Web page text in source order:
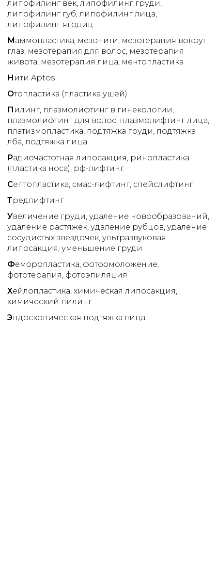
липофилинг век липофилинг груди
липофилинг губ липофилинг лица
липофилинг ягодиц
Маммопластика мезонити мезотерапия вокруг
глаз мезотерапия для волос мезотерапия
живота мезотерапия лица ментопластика
Н ити Aptos
Отопластика (пластика ушей)
П илинг плазмолифтинг в гинекологии
плазмолифтинг для волос плазмолифтинг лица
платизмопластика подтяжка груди подтяжка
лба подтяжка лица
Радиочастотная липосакция ринопластика
(пластика носа) рф-лифтинг
Септопластика смас-лифтинг спейслифтинг
Тредлифтинг
Увеличение груди удаление новообразований
удаление растяжек удаление рубцов удаление
сосудистых звездочек ультразвуковая
липосакция уменьшение груди
Феморопластика фотоомоложение
фототерапия фотоэпиляция
Хейлопластика химическая липосакция
химический пилинг
Эндоскопическая подтяжка лица